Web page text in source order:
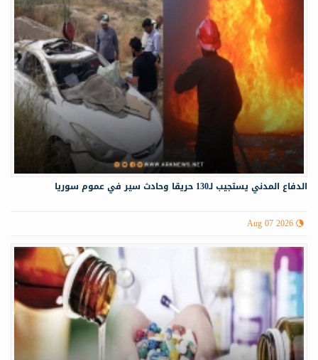
الدفاع المدني يستجيب لـ130 حريقا وحادث سير في عموم سوريا
Aug 07 2026